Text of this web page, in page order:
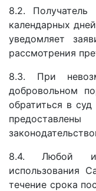
8.2.
календарных
уведомляет
рассмотрения
8.3. При
добровольном
обратиться в
8.4. Любой
использования
течение срока